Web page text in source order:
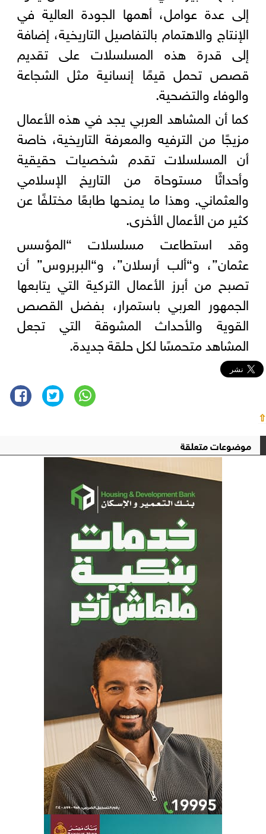
إلى عدة عوامل، أهمها الجودة العالية في
الإنتاج والاهتمام بالتفاصيل التاريخية، إضافة
إلى قدرة هذه المسلسلات على تقديم
قصص تحمل قيمًا إنسانية مثل الشجاعة
والوفاء والتضحية.
كما أن المشاهد العربي يجد في هذه الأعمال
مزيجًا من الترفيه والمعرفة التاريخية، خاصة
أن المسلسلات تقدم شخصيات حقيقية
وأحداثًا مستوحاة من التاريخ الإسلامي
والعثماني. وهذا ما يمنحها طابعًا مختلفًا عن
كثير من الأعمال الأخرى.
وقد استطاعت مسلسلات “المؤسس
عثمان”، و“ألب أرسلان”، و“البربروس” أن
تصبح من أبرز الأعمال التركية التي يتابعها
الجمهور العربي باستمرار، بفضل القصص
القوية والأحداث المشوقة التي تجعل
المشاهد متحمسًا لكل حلقة جديدة.
⇧
موضوعات متعلقة